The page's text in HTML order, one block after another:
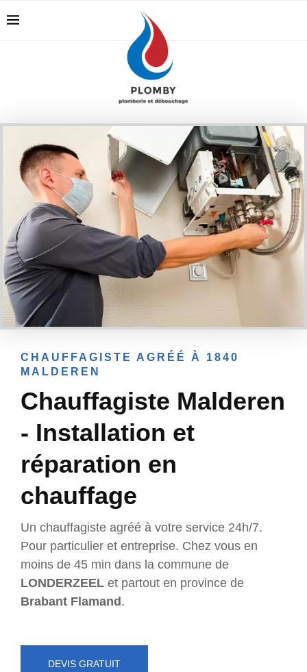
CHAUFFAGISTE AGRÉÉ À 1840
MALDEREN
Chauffagiste Malderen
- Installation et
réparation en
chauffage
Un chauffagiste agréé à votre service 24h/7.
Pour particulier et entreprise. Chez vous en
moins de 45 min dans la commune de
LONDERZEEL et partout en province de
Brabant Flamand .
DEVIS GRATUIT